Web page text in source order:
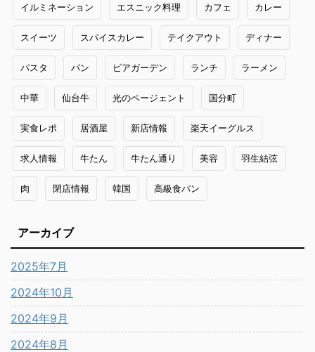
イルミネーション エスニック料理 カフェ カレー
スイーツ スパイスカレー テイクアウト ディナー
パスタ パン ビアガーデン ランチ ラーメン
中華 仙台牛 光のページェント 国分町
実食レポ 居酒屋 新店情報 楽天イーグルス
求人情報 牛たん 牛たん通り 美容 羽生結弦
肉 閉店情報 韓国 高級食パン
アーカイブ
2025年7月
2024年10月
2024年9月
2024年8月